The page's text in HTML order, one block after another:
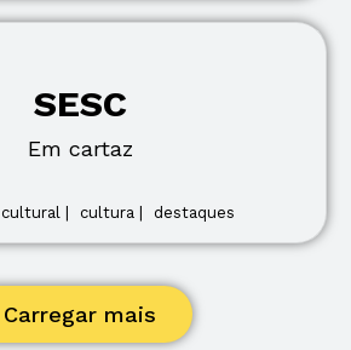
SESC
Em cartaz
| cultura | destaques
Carregar mais